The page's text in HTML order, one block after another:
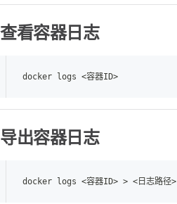
查看容器日志
docker logs <容器ID>
导出容器日志
docker logs <容器ID> > <日志路径>